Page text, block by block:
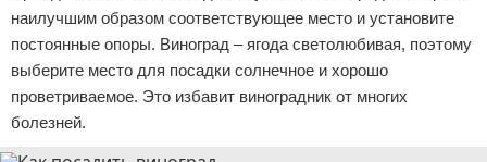
Мебель
Интерьер и дизайн
Дизайн дачи
Кухня
О проекте
Контакты
Сотрудничество
наилучшим образом соответствующее место и установите
постоянные опоры. Виноград – ягода светолюбивая, поэтому
выберите место для посадки солнечное и хорошо
проветриваемое. Это избавит виноградник от многих
болезней.